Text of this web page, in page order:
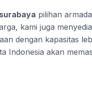
pilihan
kami juga
dengan kapasitas
Indonesia akan